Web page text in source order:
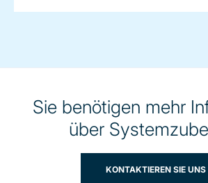
Sie benötigen mehr
über
KONTAKTIEREN SIE UNS